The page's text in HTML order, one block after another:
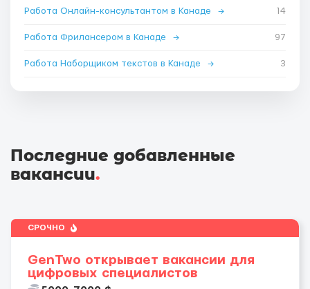
Работа Онлайн-консультантом в Канаде → 14
Работа Фрилансером в Канаде → 97
Работа Наборщиком текстов в Канаде → 3
Последние добавленные
вакансии.
СРОЧНО
GenTwo открывает вакансии для
цифровых специалистов